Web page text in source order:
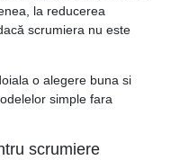
la reducerea
scrumiera nu este
o alegere buna si
simple fara
scrumiere